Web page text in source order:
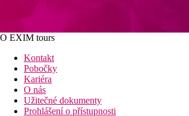
O EXIM tours
Kontakt
Pobočky
Kariéra
O nás
Užitečné dokumenty
Prohlášení o přístupnosti